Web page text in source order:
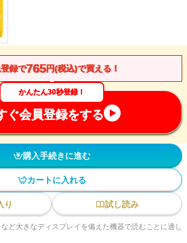
録で765円(税込)で買える！
かんたん30秒登録！
ぐ会員登録をする
購入手続きに進む
カートに入れる
り 試し読み
ど大きなディスプレイを備えた機器で読むことに適し